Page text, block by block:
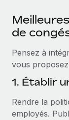
de
Pensez à
vous
1. Établir
Rendre la
employés.